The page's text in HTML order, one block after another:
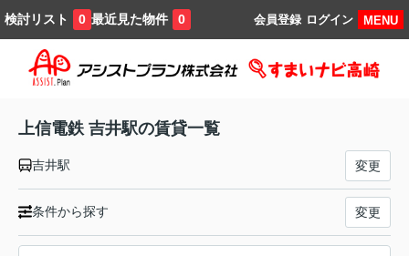
検討リスト 0 最近見た物件 0 MENU
ログイン
会員登録
上信電鉄 吉井駅の賃貸一覧
吉井駅 変更
条件から探す 変更